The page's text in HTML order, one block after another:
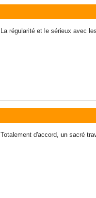
La régularité et le sérieux avec
Totalement d'accord, un sacré